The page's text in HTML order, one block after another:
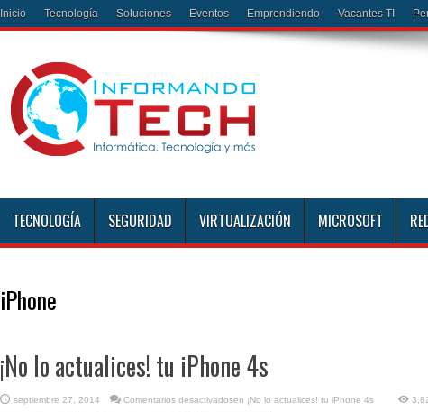
Inicio Tecnología Soluciones Eventos Emprendiendo Vacantes TI
TECNOLOGÍA SEGURIDAD VIRTUALIZACIÓN MICROSOFT
iPhone
¡No lo actualices! tu iPhone 4s
septiembre 27, 2014 Comentarios desactivadosen ¡No lo actualices! tu iPhone 4s